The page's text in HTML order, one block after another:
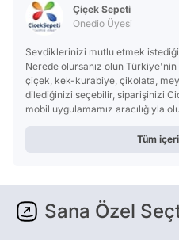
Çiçek Sepeti
Onedio Üyesi
Sevdiklerinizi mutlu etmek
Nerede olursanız olun Türkiye'nin
çiçek, kek-kurabiye, çikolata,
dilediğinizi seçebilir, siparişinizi
mobil uygulamamız aracılığıyla
Tüm
Sana Özel